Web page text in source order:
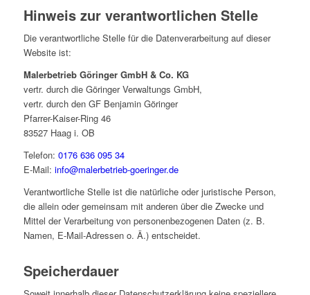
Hinweis zur verantwortlichen Stelle
Die verantwortliche Stelle für die Datenverarbeitung auf dieser
Website ist:
Malerbetrieb Göringer GmbH & Co. KG
vertr. durch die Göringer Verwaltungs GmbH,
vertr. durch den GF Benjamin Göringer
Pfarrer-Kaiser-Ring 46
83527 Haag i. OB
Telefon: 0176 636 095 34
E-Mail: info@malerbetrieb-goeringer.de
Verantwortliche Stelle ist die natürliche oder juristische Person,
die allein oder gemeinsam mit anderen über die Zwecke und
Mittel der Verarbeitung von personenbezogenen Daten (z. B.
Namen, E-Mail-Adressen o. Ä.) entscheidet.
Speicherdauer